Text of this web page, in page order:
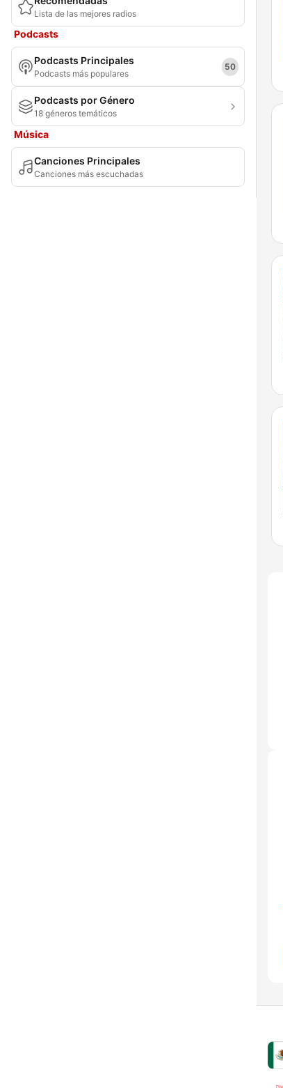
Lista de las mejores radios
Podcasts
Podcasts Principales
Podcasts más populares
50
Podcasts por Género
18 géneros temáticos
Música
Canciones Principales
Canciones más escuchadas